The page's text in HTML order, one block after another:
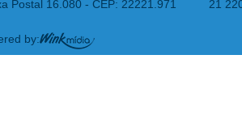
Postal 16.080 - CEP: 22221.971
21
by: